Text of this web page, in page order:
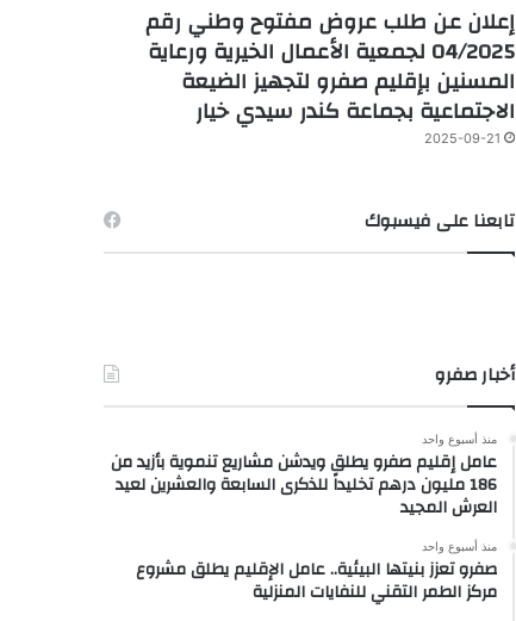
إعلان عن طلب عروض مفتوح وطني رقم
04/2025 لجمعية الأعمال الخيرية ورعاية
المسنين بإقليم صفرو لتجهيز الضيعة
الاجتماعية بجماعة كندر سيدي خيار
2025-09-21
تابعنا على فيسبوك
أخبار صفرو
منذ أسبوع واحد
عامل إقليم صفرو يطلق ويدشن مشاريع تنموية بأزيد من
186 مليون درهم تخليداً للذكرى السابعة والعشرين لعيد
العرش المجيد
منذ أسبوع واحد
صفرو تعزز بنيتها البيئية.. عامل الإقليم يطلق مشروع
مركز الطمر التقني للنفايات المنزلية